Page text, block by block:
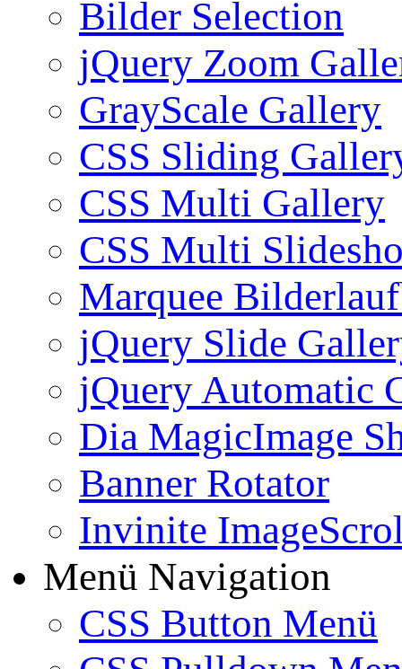
Bilder Selection
jQuery Zoom
GrayScale Gallery
CSS Sliding
CSS Multi Gallery
CSS Multi
Marquee
jQuery Slide
jQuery Automatic
Dia MagicImage
Banner Rotator
Invinite
Menü Navigation
CSS Button Menü